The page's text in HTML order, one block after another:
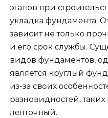
этапов при
укладка фундамента.
зависит не только
и его срок службы.
видов фундаментов,
является круглый
из-за своих
разновидностей, таких
ленточный.